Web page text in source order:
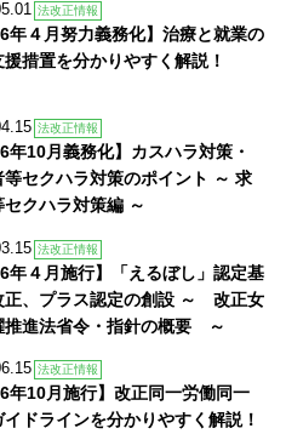
法改正情報
年４月努力義務化】治療と就業の
援措置を分かりやすく解説！
法改正情報
年10月義務化】カスハラ対策・
等セクハラ対策のポイント ～ 求
セクハラ対策編 ～
法改正情報
年４月施行】「えるぼし」認定基
正、プラス認定の創設 ～ 改正女
推進法省令・指針の概要 ～
法改正情報
年10月施行】改正同一労働同一
ドラインを分かりやすく解説！